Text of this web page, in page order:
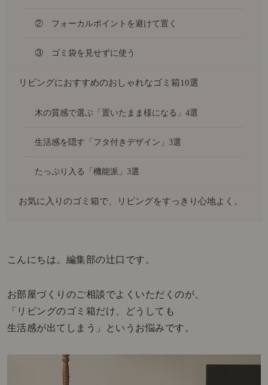
こんにちは。編集部の辻口です。
お部屋づくりのご相談でよくいただくのが、
「リビングのゴミ箱だけ、どうしても
生活感が出てしまう」というお悩みです。
② フォーカルポイントを避けて置く
③ ゴミ袋を見せずに使う
リビングにおすすめのおしゃれなゴミ箱10選
木の質感で選ぶ「置いたまま様になる」4選
生活感を隠す「フタ付きデザイン」3選
たっぷり入る「機能派」3選
お気に入りのゴミ箱で、リビングをすっきり心地よく。